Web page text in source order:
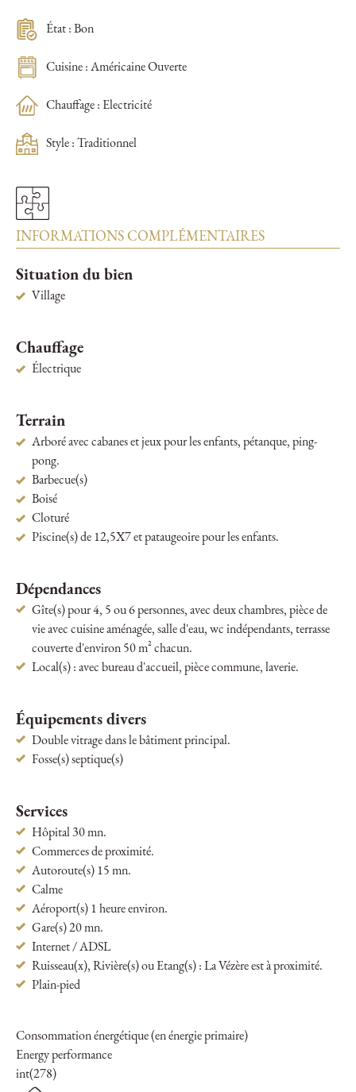
État : Bon
Cuisine : Américaine Ouverte
Chauffage : Electricité
Style : Traditionnel
INFORMATIONS COMPLÉMENTAIRES
Situation du bien
Village
Chauffage
Électrique
Terrain
Arboré avec cabanes et jeux pour les enfants, pétanque, ping-
pong.
Barbecue(s)
Boisé
Cloturé
Piscine(s) de 12,5X7 et pataugeoire pour les enfants.
Dépendances
Gîte(s) pour 4, 5 ou 6 personnes, avec deux chambres, pièce de
vie avec cuisine aménagée, salle d'eau, wc indépendants, terrasse
couverte d'environ 50 m² chacun.
Local(s) : avec bureau d'accueil, pièce commune, laverie.
Équipements divers
Double vitrage dans le bâtiment principal.
Fosse(s) septique(s)
Services
Hôpital 30 mn.
Commerces de proximité.
Autoroute(s) 15 mn.
Calme
Aéroport(s) 1 heure environ.
Gare(s) 20 mn.
Internet / ADSL
Ruisseau(x), Rivière(s) ou Etang(s) : La Vézère est à proximité.
Plain-pied
Consommation énergétique (en énergie primaire)
Energy performance
int(278)